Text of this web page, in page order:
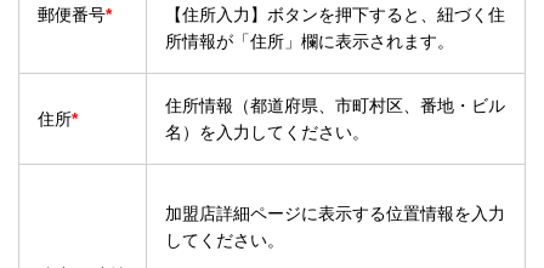
郵便番号*
【住所入力】ボタンを押下すると、紐づく住
所情報が「住所」欄に表示されます。
住所*
住所情報（都道府県、市町村区、番地・ビル
名）を入力してください。
加盟店詳細ページに表示する位置情報を入力
してください。